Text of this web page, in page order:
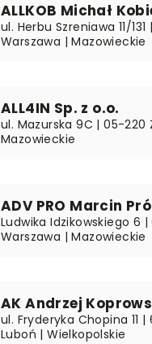
ALLKOB Michał
ul. Herbu Szreniawa 11/
Warszawa | Mazowieckie
ALL4IN Sp. z o.o.
ul. Mazurska 9C | 05-220
Mazowieckie
ADV PRO Marcin
Ludwika Idzikowskiego 6 |
Warszawa | Mazowieckie
AK Andrzej
ul. Fryderyka Chopina 11
Luboń | Wielkopolskie